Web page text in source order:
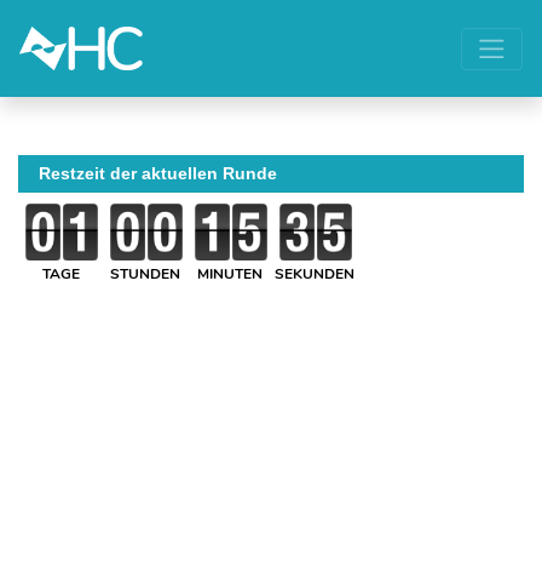
Restzeit der aktuellen Runde
TAGE STUNDEN MINUTEN SEKUNDEN